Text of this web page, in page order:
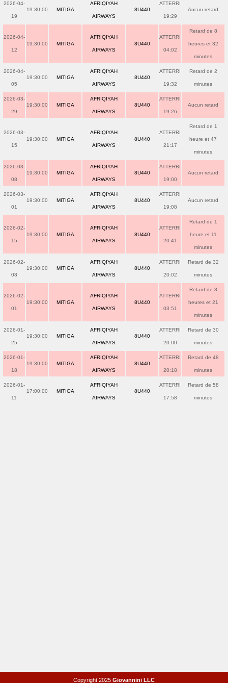
2026-04-
19
19:30:00 MITIGA
AFRIQIYAH
AIRWAYS
8U440
ATTERRI
19:29
Aucun retard
2026-04-
12
19:30:00 MITIGA
AFRIQIYAH
AIRWAYS
8U440
ATTERRI
04:02
Retard de 8
heures et 32
minutes
2026-04-
05
19:30:00 MITIGA
AFRIQIYAH
AIRWAYS
8U440
ATTERRI
19:32
Retard de 2
minutes
2026-03-
29
19:30:00 MITIGA
AFRIQIYAH
AIRWAYS
8U440
ATTERRI
19:26
Aucun retard
2026-03-
15
19:30:00 MITIGA
AFRIQIYAH
AIRWAYS
8U440
ATTERRI
21:17
Retard de 1
heure et 47
minutes
2026-03-
08
19:30:00 MITIGA
AFRIQIYAH
AIRWAYS
8U440
ATTERRI
19:00
Aucun retard
2026-03-
01
19:30:00 MITIGA
AFRIQIYAH
AIRWAYS
8U440
ATTERRI
19:08
Aucun retard
2026-02-
15
19:30:00 MITIGA
AFRIQIYAH
AIRWAYS
8U440
ATTERRI
20:41
Retard de 1
heure et 11
minutes
2026-02-
08
19:30:00 MITIGA
AFRIQIYAH
AIRWAYS
8U440
ATTERRI
20:02
Retard de 32
minutes
2026-02-
01
19:30:00 MITIGA
AFRIQIYAH
AIRWAYS
8U440
ATTERRI
03:51
Retard de 8
heures et 21
minutes
2026-01-
25
19:30:00 MITIGA
AFRIQIYAH
AIRWAYS
8U440
ATTERRI
20:00
Retard de 30
minutes
2026-01-
18
19:30:00 MITIGA
AFRIQIYAH
AIRWAYS
8U440
ATTERRI
20:18
Retard de 48
minutes
2026-01-
11
17:00:00 MITIGA
AFRIQIYAH
AIRWAYS
8U440
ATTERRI
17:58
Retard de 58
minutes
Copyright 2025 Giovannini LLC